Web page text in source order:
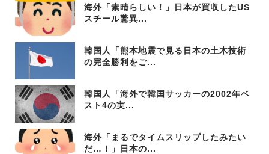
海外「素晴らしい！」日本が買収したUS
スチール驚異...
韓国人「熊本地震で見る日本の土木技術
の完全勝利をご...
韓国人「海外で韓国サッカーの2002年ベ
スト4の実...
海外「まるでタイムスリップしたみたい
だ…！」日本の...